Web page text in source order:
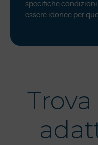
specifiche
essere idonee per